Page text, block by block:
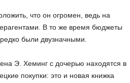
что он огромен, ведь на
В то же время бюджеты
были двузначными.
Э. Хеминг с дочерью находятся в
покупки: это и новая книжка